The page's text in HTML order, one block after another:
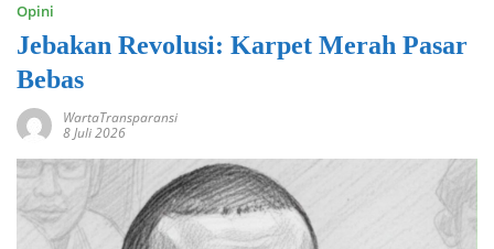
Opini
Jebakan Revolusi: Karpet Merah Pasar
Bebas
WartaTransparansi
8 Juli 2026